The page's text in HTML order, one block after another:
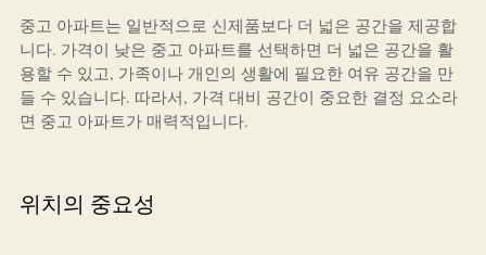
중고 아파트는 일반적으로 신제품보다 더 넓은 공간을 제공합
니다. 가격이 낮은 중고 아파트를 선택하면 더 넓은 공간을 활
용할 수 있고, 가족이나 개인의 생활에 필요한 여유 공간을 만
들 수 있습니다. 따라서, 가격 대비 공간이 중요한 결정 요소라
면 중고 아파트가 매력적입니다.
위치의 중요성